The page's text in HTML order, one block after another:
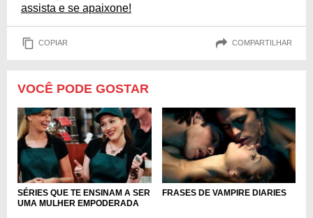
assista e se apaixone!
COPIAR COMPARTILHAR
VOCÊ PODE GOSTAR
SÉRIES QUE TE ENSINAM A SER
UMA MULHER EMPODERADA
FRASES DE VAMPIRE DIARIES